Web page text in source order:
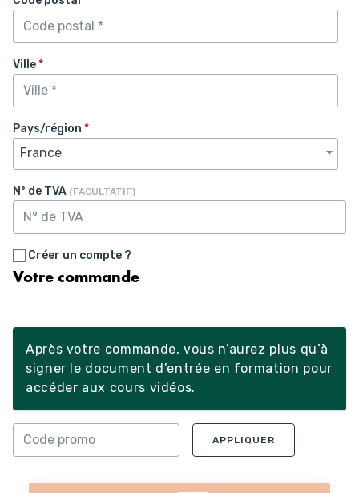
Ville*
Pays/région *
France
N° de TVA (FACULTATIF)
Créer un compte ?
Votre commande
Après votre commande, vous n’aurez plus qu’à
signer le document d’entrée en formation pour
accéder aux cours vidéos.
APPLIQUER